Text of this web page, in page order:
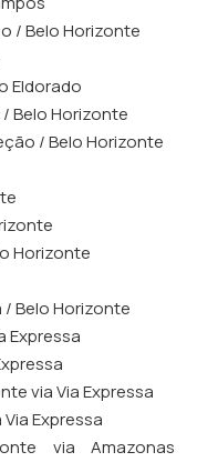
/ Belo Horizonte
Eldorado
Belo Horizonte
/ Belo Horizonte
Horizonte
/ Belo Horizonte
Expressa
via Via Expressa
Expressa
via Amazonas